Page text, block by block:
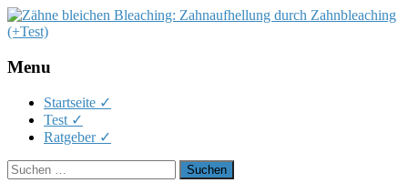
Menu
Skip
content
Startseite ✓
Test ✓
Ratgeber ✓
Suchen
nach: